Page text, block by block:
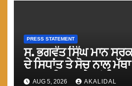
PRESS STATEMENT
ਸ. ਭਗਵੰਤ ਸਿੰਘ ਮਾਨ
ਦੇ ਸਿਧਾਂਤ ਤੇ ਸੋਚ ਨਾਲ
ਗੁਸਤਾਖੀ ਨਾ ਕਰੇ ਤਾਂ
AUG 5, 2026 AKALIDAL